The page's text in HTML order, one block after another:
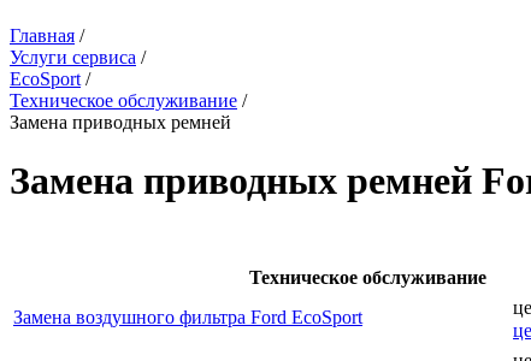
Главная /
Услуги сервиса /
EcoSport /
Техническое обслуживание /
Замена приводных ремней
Замена приводных ремней
Техническое обслуживание
Замена воздушного фильтра Ford EcoSport